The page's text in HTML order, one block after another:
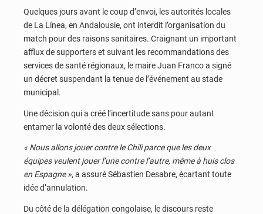
Quelques jours avant le coup d’envoi, les autorités locales
de La Línea, en Andalousie, ont interdit l’organisation du
match pour des raisons sanitaires. Craignant un important
afflux de supporters et suivant les recommandations des
services de santé régionaux, le maire Juan Franco a signé
un décret suspendant la tenue de l’événement au stade
municipal.
Une décision qui a créé l’incertitude sans pour autant
entamer la volonté des deux sélections.
« Nous allons jouer contre le Chili parce que les deux
équipes veulent jouer l’une contre l’autre, même à huis clos
en Espagne », a assuré Sébastien Desabre, écartant toute
idée d’annulation.
Du côté de la délégation congolaise, le discours reste